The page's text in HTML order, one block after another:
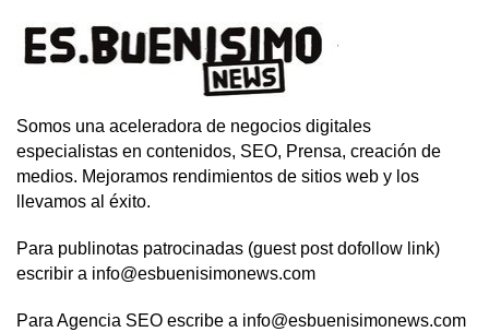
Somos una aceleradora de negocios digitales
especialistas en contenidos, SEO, Prensa, creación de
medios. Mejoramos rendimientos de sitios web y los
llevamos al éxito.
Para publinotas patrocinadas (guest post dofollow link)
escribir a info@esbuenisimonews.com
Para Agencia SEO escribe a info@esbuenisimonews.com